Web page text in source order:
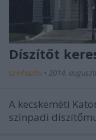
Díszítőt
szinhazhu • 2014.
A kecskeméti
színpadi